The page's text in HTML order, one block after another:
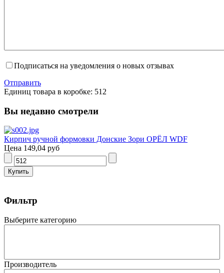
Подписаться на уведомления о новых отзывах
Отправить
Единиц товара в коробке: 512
Вы недавно смотрели
Кирпич ручной формовки Донские Зори ОРЁЛ WDF
Цена 149,04 руб
Фильтр
Выберите категорию
Производитель